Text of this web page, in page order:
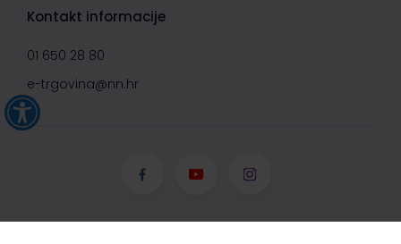
Kontakt informacije
01 650 28 80
e-trgovina@nn.hr